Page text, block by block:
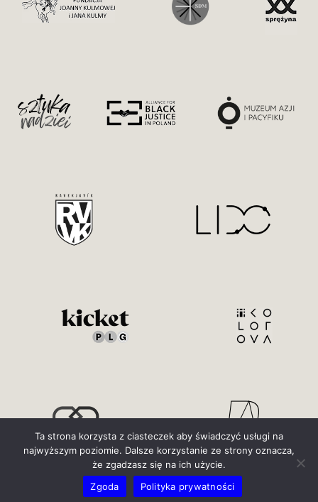
Ta strona korzysta z ciasteczek aby świadczyć usługi na
najwyższym poziomie. Dalsze korzystanie ze strony oznacza,
że zgadzasz się na ich użycie.
Zgoda
Polityka prywatności